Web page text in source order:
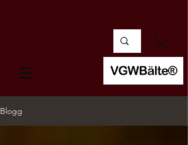
Blogg